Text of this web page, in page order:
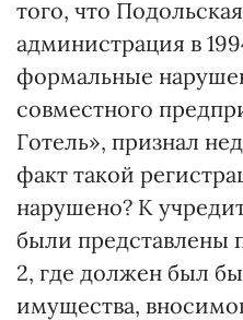
того, что
администрация в
формальные
совместного
Готель», признал
факт такой
нарушено? К
были
2, где должен был
имущества,